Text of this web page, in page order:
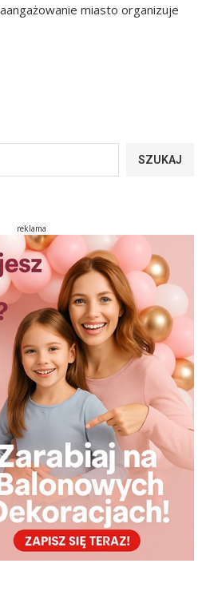
miasto organizuje
SZUKAJ
reklama